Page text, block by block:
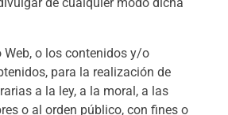
Web, o los contenidos y/o
para la realización de
a la ley, a la moral, a las
o al orden público, con fines o